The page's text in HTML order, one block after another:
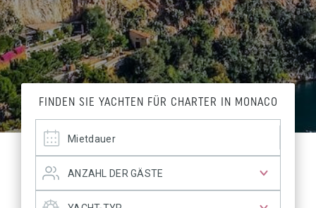
FINDEN SIE YACHTEN FÜR CHARTER IN MONACO